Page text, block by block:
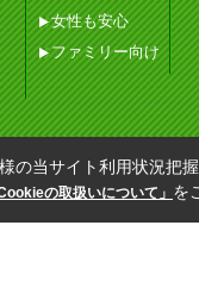
女性も安心
ファミリー向け
の当サイト利用状況把
Cookieの取扱いについて」 を